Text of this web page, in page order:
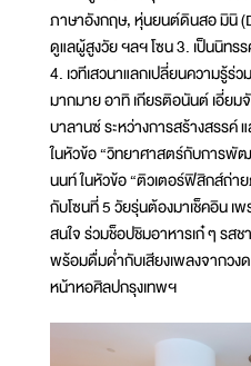
ภาษาอังกฤษ, หุ่นยนต์ดินสอ มินิ
ดูแลผู้สูงวัย ฯลฯ โซน 3. เป็นนิท
4. เวทีเสวนาแลกเปลี่ยนความรู้ร่
มากมาย อาทิ เกียรติอนันต์ เอี่ยม
บาลานซ์ ระหว่างการสร้างสรรค์
ในหัวข้อ “วิทยาศาสตร์กับการพั
นนท์ ในหัวข้อ “ติวเตอร์ฟิสิกส์ถ่า
กับโซนที่ 5 วัยรุ่นต้องมาเช็คอิน เ
สนใจ ร่วมช็อปชิมอาหารเก๋ ๆ ร
พร้อมดื่มด่ำกับเสียงเพลงจากว
หน้าหอศิลปกรุงเทพฯ